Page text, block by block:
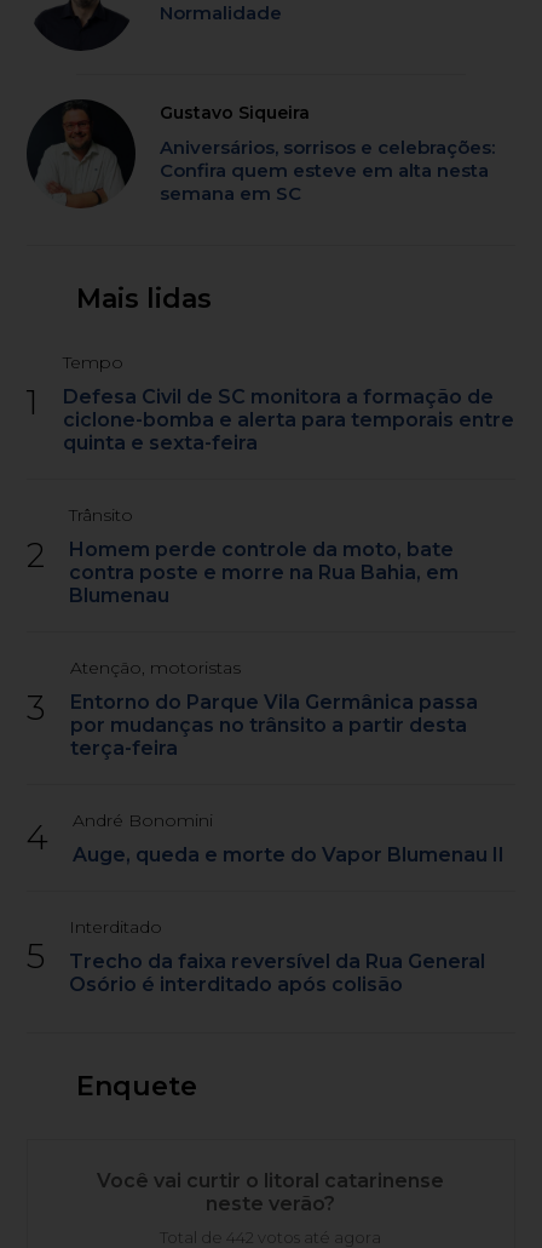
Normalidade
Gustavo Siqueira
Aniversários, sorrisos e celebrações:
Confira quem esteve em alta nesta
semana em SC
Mais lidas
1
Tempo
Defesa Civil de SC monitora a formação de
ciclone-bomba e alerta para temporais entre
quinta e sexta-feira
2
Trânsito
Homem perde controle da moto, bate
contra poste e morre na Rua Bahia, em
Blumenau
3
Atenção, motoristas
Entorno do Parque Vila Germânica passa
por mudanças no trânsito a partir desta
terça-feira
4 André Bonomini
Auge, queda e morte do Vapor Blumenau II
5
Interditado
Trecho da faixa reversível da Rua General
Osório é interditado após colisão
Enquete
Você vai curtir o litoral catarinense
neste verão?
Total de 442 votos até agora